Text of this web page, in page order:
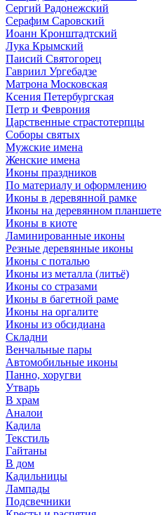
Сергий Радонежский
Серафим Саровский
Иоанн Кронштадтский
Лука Крымский
Паисий Святогорец
Гавриил Ургебадзе
Матрона Московская
Ксения Петербургская
Петр и Феврония
Царственные страстотерпцы
Соборы святых
Мужские имена
Женские имена
Иконы праздников
По материалу и оформлению
Иконы в деревянной рамке
Иконы на деревянном планшете
Иконы в киоте
Ламинированные иконы
Резные деревянные иконы
Иконы с поталью
Иконы из металла (литьё)
Иконы со стразами
Иконы в багетной раме
Иконы на оргалите
Иконы из обсидиана
Складни
Венчальные пары
Автомобильные иконы
Панно, хоругви
Утварь
В храм
Аналои
Кадила
Текстиль
Гайтаны
В дом
Кадильницы
Лампады
Подсвечники